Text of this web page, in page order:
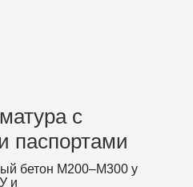
с
паспортами
бетон М200–М300 у
и